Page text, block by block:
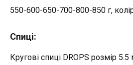
550-600-650-700-800-850 г,
Спиці:
Кругові спиці DROPS розмір